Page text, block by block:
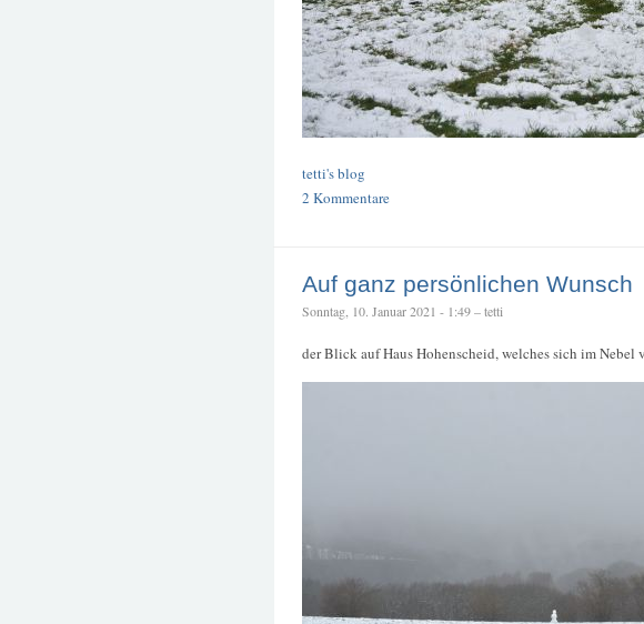
tetti's blog
2 Kommentare
Auf ganz persönlichen Wunsch
Sonntag, 10. Januar 2021 - 1:49 – tetti
der Blick auf Haus Hohenscheid, welches sich im Nebel